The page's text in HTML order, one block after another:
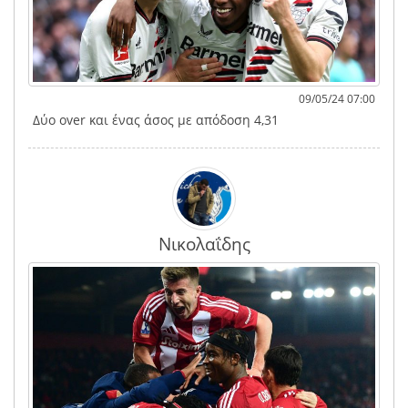
09/05/24 07:00
Δύο over και ένας άσος με απόδοση 4,31
Νικολαΐδης